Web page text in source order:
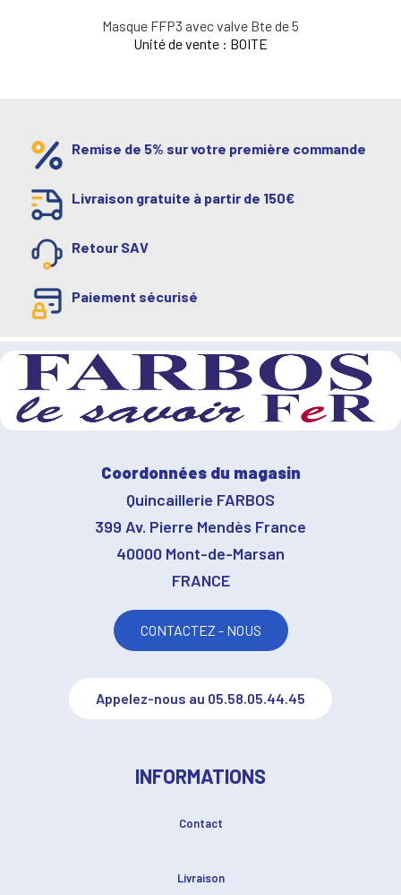
Masque FFP3 avec valve Bte de 5
Unité de vente : BOITE
Remise de 5% sur votre première commande
Livraison gratuite à partir de 150€
Retour SAV
Paiement sécurisé
Coordonnées du magasin
Quincaillerie FARBOS
399 Av. Pierre Mendès France
40000 Mont-de-Marsan
FRANCE
CONTACTEZ - NOUS
Appelez-nous au 05.58.05.44.45
INFORMATIONS
Contact
Livraison